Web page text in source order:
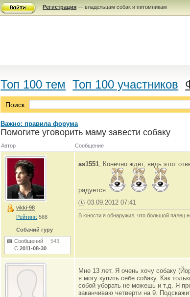
Регистрация — владельцам собак и питомникам
Топ 100 тем Топ 100 участников
Поиск
Важно: правила форума
Помогите уговорить маму завести собаку
Автор Сообщение
vikki-98
Рейтинг: 568
Собачий гуру
Сообщений543
С2011-08-30
as1551, Конечно ждёт, ведь этот
радуется
03.09.2012 07:41
В юности я обнаружил, что большой палец
Мне 13 лет. Я очень хочу собаку
я могу купить себе собаку. Как
собой уборать не можешь и т.д. Я
заканчиваю четверти на 9.